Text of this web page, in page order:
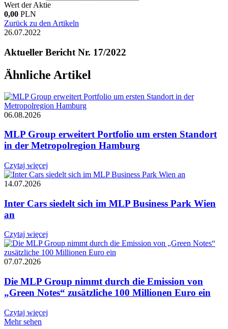
Wert der Aktie
0,00 PLN
Zurück zu den Artikeln
26.07.2022
Aktueller Bericht Nr. 17/2022
Ähnliche Artikel
06.08.2026
MLP Group erweitert Portfolio um ersten Standort
in der Metropolregion Hamburg
Czytaj więcej
14.07.2026
Inter Cars siedelt sich im MLP Business Park Wien
an
Czytaj więcej
07.07.2026
Die MLP Group nimmt durch die Emission von
„Green Notes“ zusätzliche 100 Millionen Euro ein
Czytaj więcej
Mehr sehen